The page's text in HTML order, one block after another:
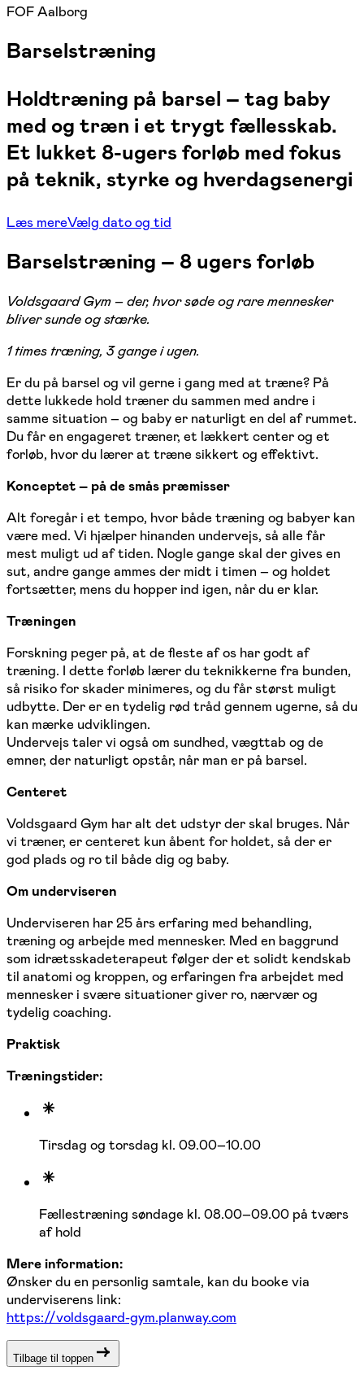
FOF Aalborg
Barselstræning
Holdtræning på barsel – tag baby
med og træn i et trygt fællesskab.
Et lukket 8-ugers forløb med fokus
på teknik, styrke og hverdagsenergi
Læs mereVælg dato og tid
Barselstræning – 8 ugers forløb
Voldsgaard Gym – der, hvor søde og rare mennesker
bliver sunde og stærke.
1 times træning, 3 gange i ugen.
Er du på barsel og vil gerne i gang med at træne? På
dette lukkede hold træner du sammen med andre i
samme situation – og baby er naturligt en del af rummet.
Du får en engageret træner, et lækkert center og et
forløb, hvor du lærer at træne sikkert og effektivt.
Konceptet – på de smås præmisser
Alt foregår i et tempo, hvor både træning og babyer kan
være med. Vi hjælper hinanden undervejs, så alle får
mest muligt ud af tiden. Nogle gange skal der gives en
sut, andre gange ammes der midt i timen – og holdet
fortsætter, mens du hopper ind igen, når du er klar.
Træningen
Forskning peger på, at de fleste af os har godt af
træning. I dette forløb lærer du teknikkerne fra bunden,
så risiko for skader minimeres, og du får størst muligt
udbytte. Der er en tydelig rød tråd gennem ugerne, så du
kan mærke udviklingen.
Undervejs taler vi også om sundhed, vægttab og de
emner, der naturligt opstår, når man er på barsel.
Centeret
Voldsgaard Gym har alt det udstyr der skal bruges. Når
vi træner, er centeret kun åbent for holdet, så der er
god plads og ro til både dig og baby.
Om underviseren
Underviseren har 25 års erfaring med behandling,
træning og arbejde med mennesker. Med en baggrund
som idrætsskadeterapeut følger der et solidt kendskab
til anatomi og kroppen, og erfaringen fra arbejdet med
mennesker i svære situationer giver ro, nærvær og
tydelig coaching.
Praktisk
Træningstider:
Tirsdag og torsdag kl. 09.00–10.00
Fællestræning søndage kl. 08.00–09.00 på tværs
af hold
Mere information:
Ønsker du en personlig samtale, kan du booke via
underviserens link:
https://voldsgaard-gym.planway.com
Tilbage til toppen